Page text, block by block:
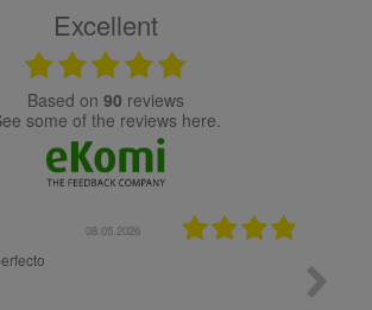
Excellent
based on 90 reviews
see some of the reviews here.
08.04.2026